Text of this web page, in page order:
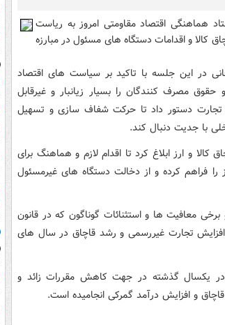
هماهنگی اقتصاد مقاومتی امروز به ریاست
و اقدامات دستگاه های مسئول در مبارزه
در این جلسه با تاکید بر سیاست های اقتصاد
مصرف کنندگان را بسیار زیانبار و غیرقابل
دستور داد تا حرکت شفاف سازی و تسهیل
با جدیت دنبال کند.
و ارز ابلاغ کرد تا اقدام لازم و هماهنگ برای
را فراهم کرده و از دخالت دستگاه های غیرمسئول
معافیت ها و استثنائات گوناگون که در قانون
تجارت غیررسمی و رشد قاچاق در سال های
یکسال گذشته در جهت کاهش مقررات زائد و
و افزایش درآمد گمرکی انجامیده است.